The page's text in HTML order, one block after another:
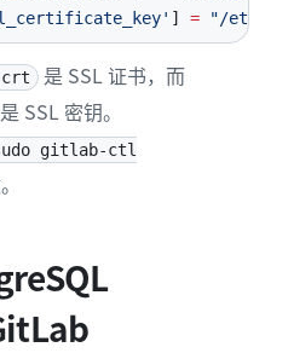
] = "/etc/
是 SSL 证书，而
是 SSL 密钥。
gitlab-ctl